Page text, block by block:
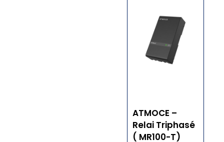
ATMOCE –
Relai Triphasé
( MR100-T)